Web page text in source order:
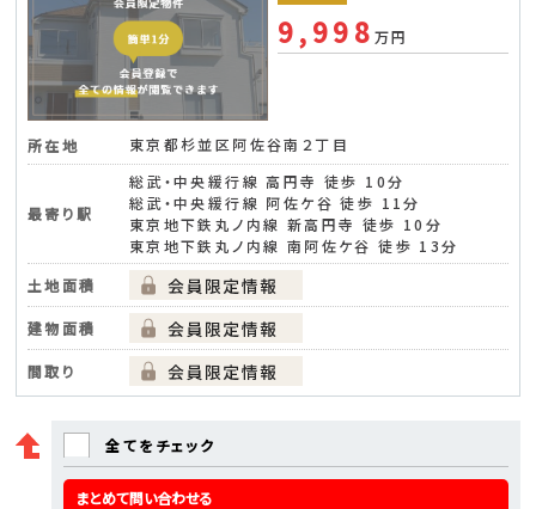
9,998万円
所在地 東京都杉並区阿佐谷南２丁目
最寄り駅
総武・中央緩行線 高円寺 徒歩 10分
総武・中央緩行線 阿佐ケ谷 徒歩 11分
東京地下鉄丸ノ内線 新高円寺 徒歩 10分
東京地下鉄丸ノ内線 南阿佐ケ谷 徒歩 13分
土地面積
建物面積
間取り
全てをチェック
まとめて問い合わせる